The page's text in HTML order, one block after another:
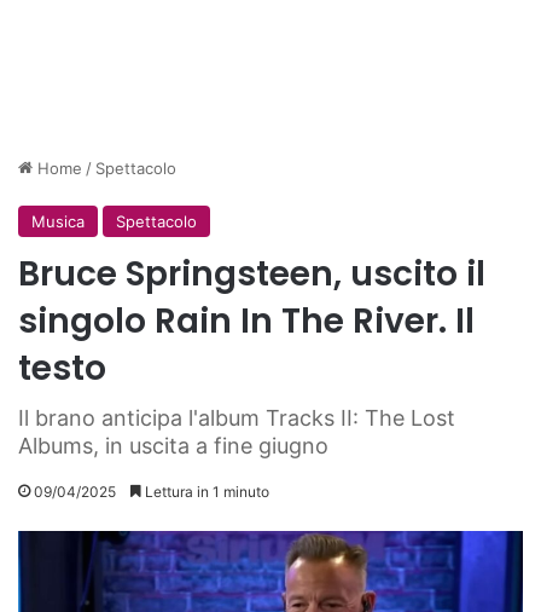
Home / Spettacolo
Musica Spettacolo
Bruce Springsteen, uscito il
singolo Rain In The River. Il
testo
Il brano anticipa l'album Tracks II: The Lost
Albums, in uscita a fine giugno
09/04/2025 Lettura in 1 minuto